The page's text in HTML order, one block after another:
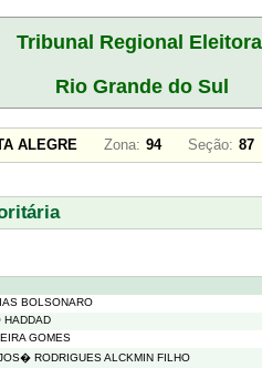
Tribunal Regional
Rio Grande do Sul
ALEGRE Zona: 94 Seção:
BOLSONARO
HADDAD
GOMES
RODRIGUES ALCKMIN FILHO